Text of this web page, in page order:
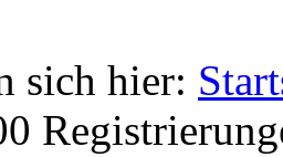
sich hier: